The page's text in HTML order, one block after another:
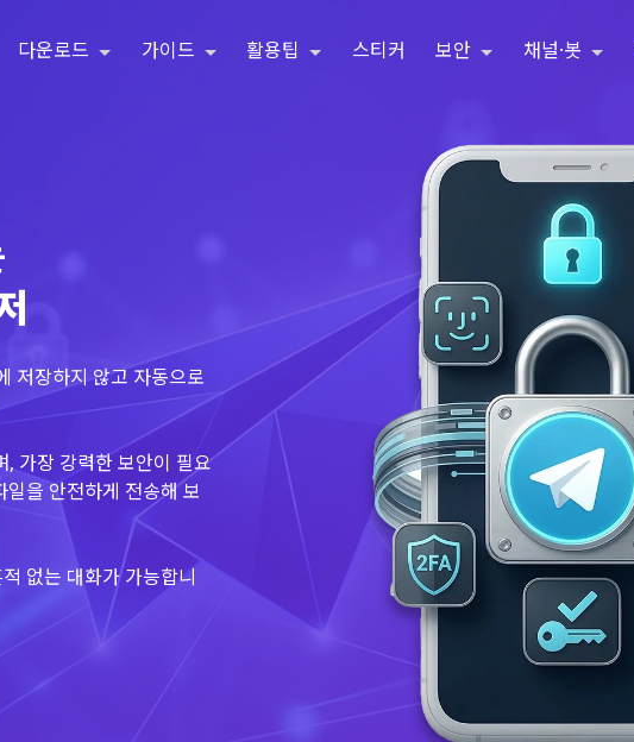
다운로드 가이드 활용팁 스티커 보안 채널·봇
저장하지 않고 자동으로
, 가장 강력한 보안이 필요
을 안전하게 전송해 보
없는 대화가 가능합니